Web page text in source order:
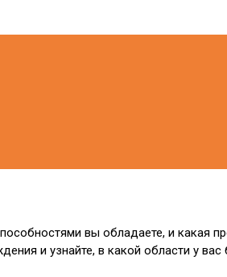
вы обладаете, и какая
и узнайте, в какой области у